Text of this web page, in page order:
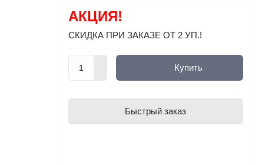
АКЦИЯ!
СКИДКА ПРИ ЗАКАЗЕ ОТ 2 УП.!
Купить
Быстрый заказ